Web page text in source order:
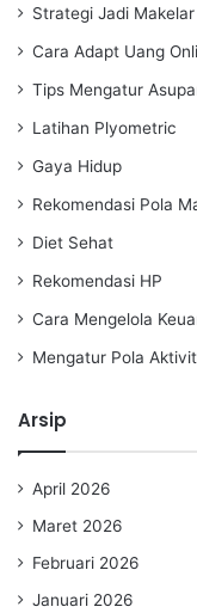
Strategi Jadi Makelar
Cara Adapt Uang
Tips Mengatur
Latihan Plyometric
Gaya Hidup
Rekomendasi Pola
Diet Sehat
Rekomendasi HP
Cara Mengelola
Mengatur Pola
Arsip
April 2026
Maret 2026
Februari 2026
Januari 2026